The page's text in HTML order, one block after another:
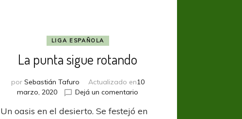
LIGA ESPAÑOLA
La punta sigue rotando
por Sebastián Tafuro Actualizado en10
marzo, 2020
Dejá un comentario
punta
Un oasis en el desierto. Se festejó en